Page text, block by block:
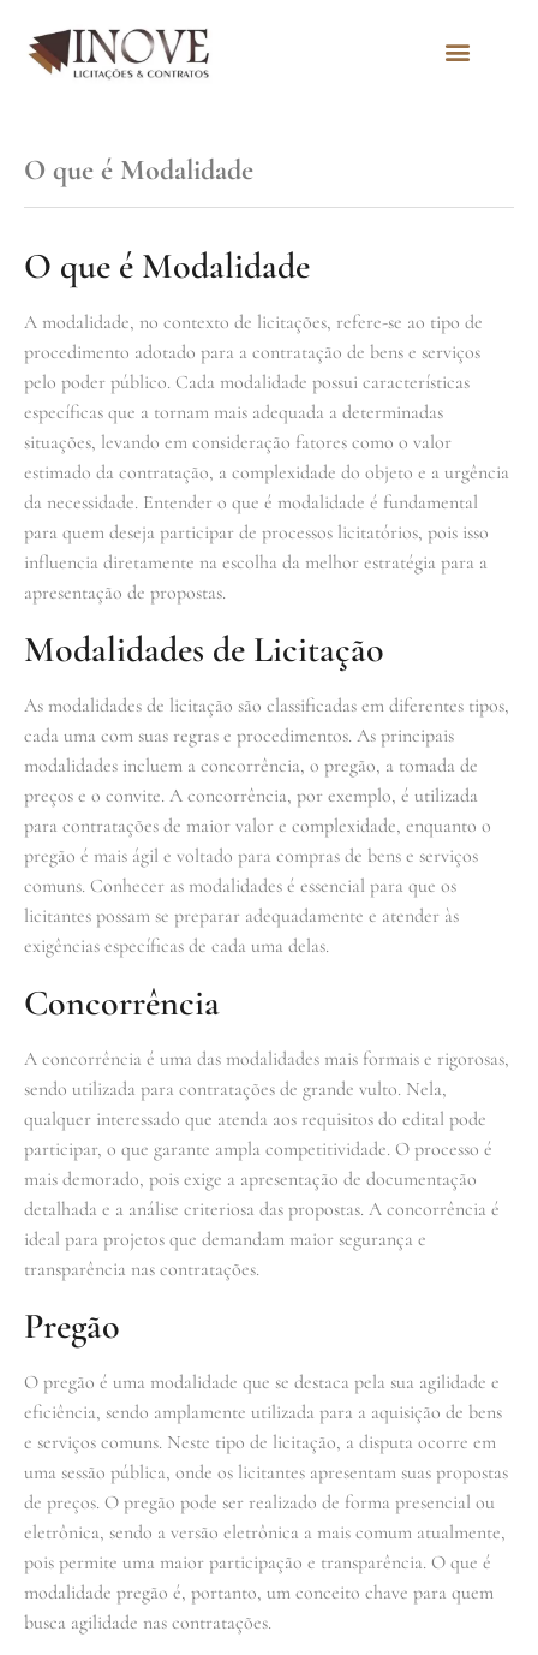
O que é Modalidade
O que é Modalidade
A modalidade, no contexto de licitações, refere-se ao tipo de
procedimento adotado para a contratação de bens e serviços
pelo poder público. Cada modalidade possui características
específicas que a tornam mais adequada a determinadas
situações, levando em consideração fatores como o valor
estimado da contratação, a complexidade do objeto e a urgência
da necessidade. Entender o que é modalidade é fundamental
para quem deseja participar de processos licitatórios, pois isso
influencia diretamente na escolha da melhor estratégia para a
apresentação de propostas.
Modalidades de Licitação
As modalidades de licitação são classificadas em diferentes tipos,
cada uma com suas regras e procedimentos. As principais
modalidades incluem a concorrência, o pregão, a tomada de
preços e o convite. A concorrência, por exemplo, é utilizada
para contratações de maior valor e complexidade, enquanto o
pregão é mais ágil e voltado para compras de bens e serviços
comuns. Conhecer as modalidades é essencial para que os
licitantes possam se preparar adequadamente e atender às
exigências específicas de cada uma delas.
Concorrência
A concorrência é uma das modalidades mais formais e rigorosas,
sendo utilizada para contratações de grande vulto. Nela,
qualquer interessado que atenda aos requisitos do edital pode
participar, o que garante ampla competitividade. O processo é
mais demorado, pois exige a apresentação de documentação
detalhada e a análise criteriosa das propostas. A concorrência é
ideal para projetos que demandam maior segurança e
transparência nas contratações.
Pregão
O pregão é uma modalidade que se destaca pela sua agilidade e
eficiência, sendo amplamente utilizada para a aquisição de bens
e serviços comuns. Neste tipo de licitação, a disputa ocorre em
uma sessão pública, onde os licitantes apresentam suas propostas
de preços. O pregão pode ser realizado de forma presencial ou
eletrônica, sendo a versão eletrônica a mais comum atualmente,
pois permite uma maior participação e transparência. O que é
modalidade pregão é, portanto, um conceito chave para quem
busca agilidade nas contratações.